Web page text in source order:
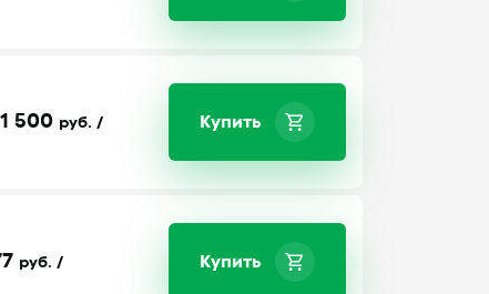
500 руб. / Купить
руб. / Купить